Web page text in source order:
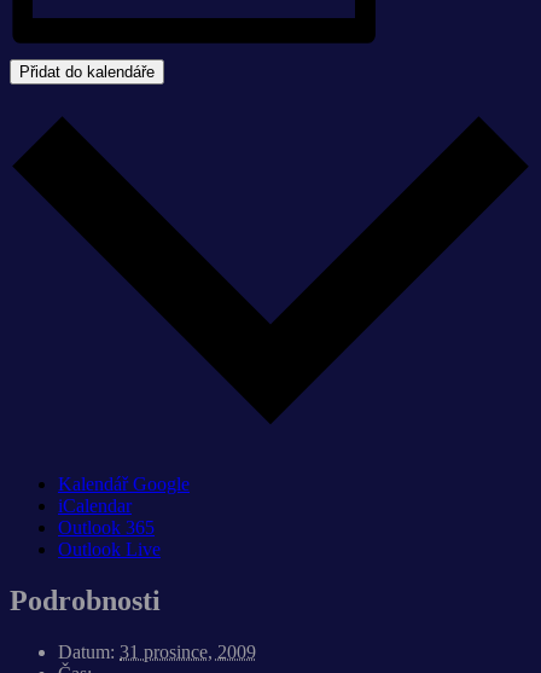
Přidat do kalendáře
Kalendář Google
iCalendar
Outlook 365
Outlook Live
Podrobnosti
Datum: 31 prosince, 2009